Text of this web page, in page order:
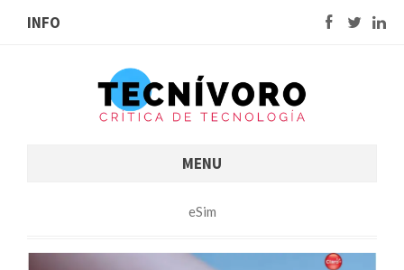
INFO
MENU
eSim